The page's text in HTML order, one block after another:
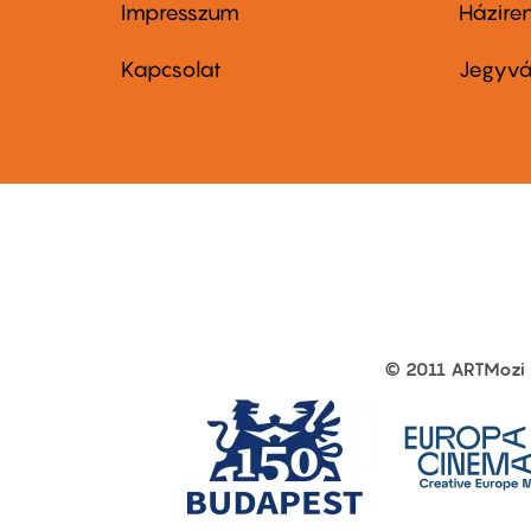
Footer
menu
Impresszum
Kapcsolat
other
© 2011 ARTMozi